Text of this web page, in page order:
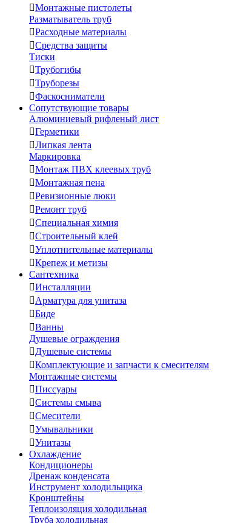
Монтажные пистолеты
Разматыватель труб
Расходные материалы
Средства защиты
Тиски
Трубогибы
Труборезы
Фаскосниматели
Сопутствующие товары
Алюминиевый рифленый лист
Герметики
Липкая лента
Маркировка
Монтаж ПВХ клеевых труб
Монтажная пена
Ревизионные люки
Ремонт труб
Специальная химия
Строительный клей
Уплотнительные материалы
Крепеж и метизы
Сантехника
Инсталляции
Арматура для унитаза
Биде
Ванны
Душевые ограждения
Душевые системы
Комплектующие и запчасти к смесителям
Монтажные системы
Писсуары
Системы смыва
Смесители
Умывальники
Унитазы
Охлаждение
Кондиционеры
Дренаж конденсата
Инструмент холодильщика
Кронштейны
Теплоизоляция холодильная
Труба холодильная